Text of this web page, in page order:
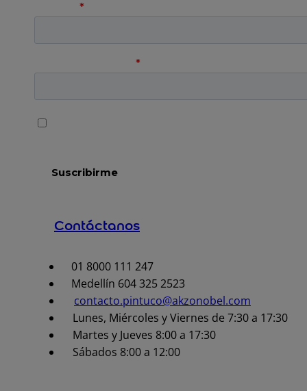
Contáctanos
01 8000 111 247
Medellín 604 325 2523
contacto.pintuco@akzonobel.com
Lunes, Miércoles y Viernes de 7:30 a 17:30
Martes y Jueves 8:00 a 17:30
Sábados 8:00 a 12:00